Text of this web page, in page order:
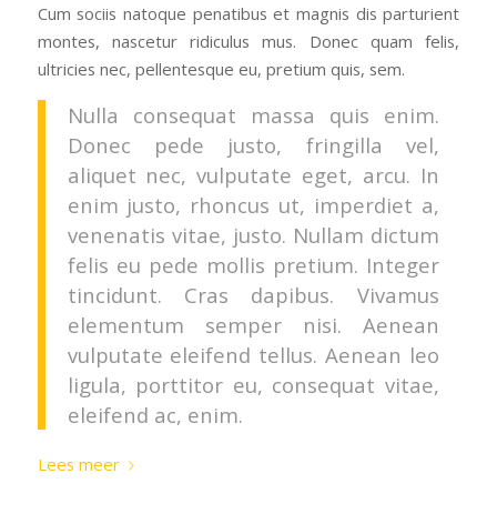
Cum sociis natoque penatibus et magnis dis parturient
montes, nascetur ridiculus mus. Donec quam felis,
ultricies nec, pellentesque eu, pretium quis, sem.
Nulla consequat massa quis enim.
Donec pede justo, fringilla vel,
aliquet nec, vulputate eget, arcu. In
enim justo, rhoncus ut, imperdiet a,
venenatis vitae, justo. Nullam dictum
felis eu pede mollis pretium. Integer
tincidunt. Cras dapibus. Vivamus
elementum semper nisi. Aenean
vulputate eleifend tellus. Aenean leo
ligula, porttitor eu, consequat vitae,
eleifend ac, enim.
Lees meer